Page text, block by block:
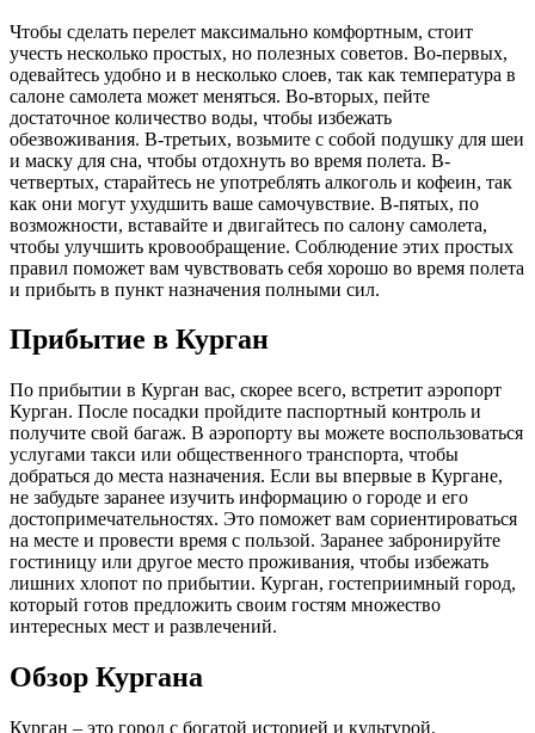
Чтобы сделать перелет максимально комфортным, стоит
учесть несколько простых, но полезных советов. Во-первых,
одевайтесь удобно и в несколько слоев, так как температура в
салоне самолета может меняться. Во-вторых, пейте
достаточное количество воды, чтобы избежать
обезвоживания. В-третьих, возьмите с собой подушку для шеи
и маску для сна, чтобы отдохнуть во время полета. В-
четвертых, старайтесь не употреблять алкоголь и кофеин, так
как они могут ухудшить ваше самочувствие. В-пятых, по
возможности, вставайте и двигайтесь по салону самолета,
чтобы улучшить кровообращение. Соблюдение этих простых
правил поможет вам чувствовать себя хорошо во время полета
и прибыть в пункт назначения полными сил.
Прибытие в Курган
По прибытии в Курган вас, скорее всего, встретит аэропорт
Курган. После посадки пройдите паспортный контроль и
получите свой багаж. В аэропорту вы можете воспользоваться
услугами такси или общественного транспорта, чтобы
добраться до места назначения. Если вы впервые в Кургане,
не забудьте заранее изучить информацию о городе и его
достопримечательностях. Это поможет вам сориентироваться
на месте и провести время с пользой. Заранее забронируйте
гостиницу или другое место проживания, чтобы избежать
лишних хлопот по прибытии. Курган, гостеприимный город,
который готов предложить своим гостям множество
интересных мест и развлечений.
Обзор Кургана
Курган – это город с богатой историей и культурой,